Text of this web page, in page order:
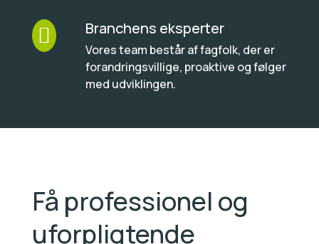
 Branchens eksperter
Vores team består af fagfolk, der er
forandringsvillige, proaktive og følger
med udviklingen.
Få professionel og
uforpligtende